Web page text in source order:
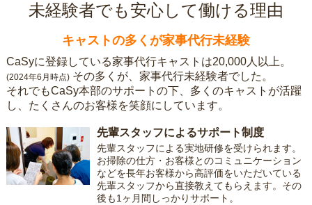
未経験者でも安心して働ける理由
キャストの多くが家事代行未経験
CaSyに登録している家事代行キャストは20,000人以上。
(2024年6月時点) その多くが、家事代行未経験者でした。
それでもCaSy本部のサポートの下、多くのキャストが活躍
し、たくさんのお客様を笑顔にしています。
先輩スタッフによるサポート制度
先輩スタッフによる実地研修を受けられます。
お掃除の仕方・お客様とのコミュニケーション
などを長年お客様から高評価をいただいている
先輩スタッフから直接教えてもらえます。その
後も1ヶ月間しっかりサポート。